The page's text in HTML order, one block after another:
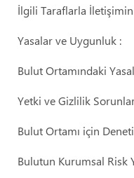
İlgili Taraflarla
Yasalar ve Uygunluk :
Bulut Ortamındaki
Yetki ve Gizlilik
Bulut Ortamı için
Bulutun Kurumsal Risk